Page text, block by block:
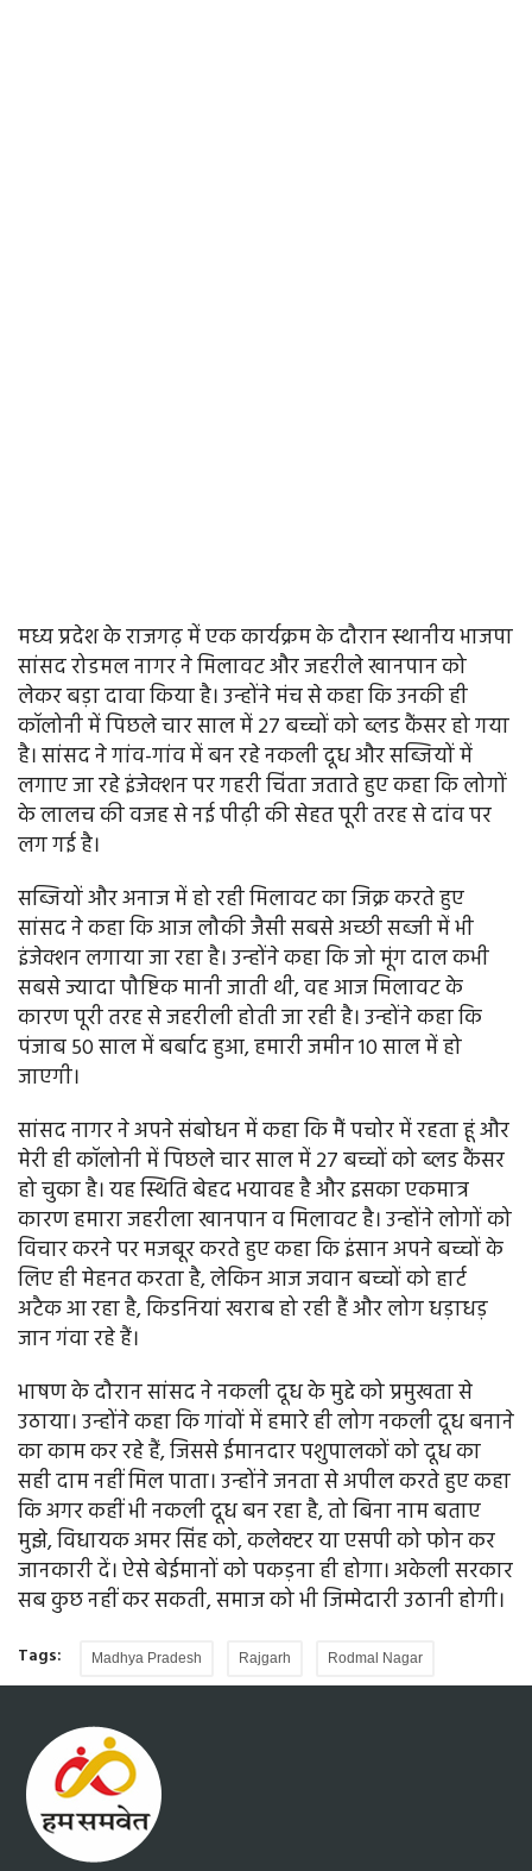
मध्य प्रदेश के राजगढ़ में एक कार्यक्रम के दौरान स्थानीय भाजपा
सांसद रोडमल नागर ने मिलावट और जहरीले खानपान को
लेकर बड़ा दावा किया है। उन्होंने मंच से कहा कि उनकी ही
कॉलोनी में पिछले चार साल में 27 बच्चों को ब्लड कैंसर हो गया
है। सांसद ने गांव-गांव में बन रहे नकली दूध और सब्जियों में
लगाए जा रहे इंजेक्शन पर गहरी चिंता जताते हुए कहा कि लोगों
के लालच की वजह से नई पीढ़ी की सेहत पूरी तरह से दांव पर
लग गई है।
सब्जियों और अनाज में हो रही मिलावट का जिक्र करते हुए
सांसद ने कहा कि आज लौकी जैसी सबसे अच्छी सब्जी में भी
इंजेक्शन लगाया जा रहा है। उन्होंने कहा कि जो मूंग दाल कभी
सबसे ज्यादा पौष्टिक मानी जाती थी, वह आज मिलावट के
कारण पूरी तरह से जहरीली होती जा रही है। उन्होंने कहा कि
पंजाब 50 साल में बर्बाद हुआ, हमारी जमीन 10 साल में हो
जाएगी।
सांसद नागर ने अपने संबोधन में कहा कि मैं पचोर में रहता हूं और
मेरी ही कॉलोनी में पिछले चार साल में 27 बच्चों को ब्लड कैंसर
हो चुका है। यह स्थिति बेहद भयावह है और इसका एकमात्र
कारण हमारा जहरीला खानपान व मिलावट है। उन्होंने लोगों को
विचार करने पर मजबूर करते हुए कहा कि इंसान अपने बच्चों के
लिए ही मेहनत करता है, लेकिन आज जवान बच्चों को हार्ट
अटैक आ रहा है, किडनियां खराब हो रही हैं और लोग धड़ाधड़
जान गंवा रहे हैं।
भाषण के दौरान सांसद ने नकली दूध के मुद्दे को प्रमुखता से
उठाया। उन्होंने कहा कि गांवों में हमारे ही लोग नकली दूध बनाने
का काम कर रहे हैं, जिससे ईमानदार पशुपालकों को दूध का
सही दाम नहीं मिल पाता। उन्होंने जनता से अपील करते हुए कहा
कि अगर कहीं भी नकली दूध बन रहा है, तो बिना नाम बताए
मुझे, विधायक अमर सिंह को, कलेक्टर या एसपी को फोन कर
जानकारी दें। ऐसे बेईमानों को पकड़ना ही होगा। अकेली सरकार
सब कुछ नहीं कर सकती, समाज को भी जिम्मेदारी उठानी होगी।
Tags: Madhya Pradesh Rajgarh Rodmal Nagar